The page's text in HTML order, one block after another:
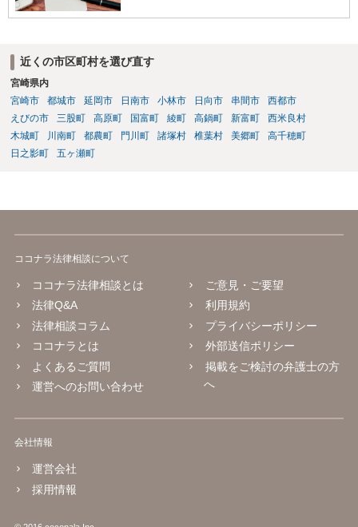
近くの市区町村を選び直す
宮崎県内
宮崎市
都城市 延岡市 日南市 小林市 日向市 串間市
西都市
えびの市
三股町 高原町 国富町 綾町 高鍋町 新富町
西米良村
木城町
川南町 都農町 門川町 諸塚村 椎葉村 美郷町
高千穂町
日之影町
五ヶ瀬町
ココナラ法律相談について
ココナラ法律相談とは
法律Q&A
法律相談コラム
ココナラとは
よくあるご質問
運営へのお問い合わせ
ご意見・ご要望
利用規約
プライバシーポリシー
外部送信ポリシー
掲載をご検討の弁護士の方
へ
会社情報
運営会社
採用情報